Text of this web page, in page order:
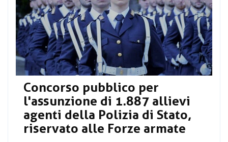
Concorso pubblico per
l'assunzione di 1.887 allievi
agenti della Polizia di Stato,
riservato alle Forze armate